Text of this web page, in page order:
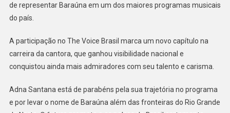
de representar Baraúna em um dos maiores programas musicais
do país.
A participação no The Voice Brasil marca um novo capítulo na
carreira da cantora, que ganhou visibilidade nacional e
conquistou ainda mais admiradores com seu talento e carisma.
Adna Santana está de parabéns pela sua trajetória no programa
e por levar o nome de Baraúna além das fronteiras do Rio Grande